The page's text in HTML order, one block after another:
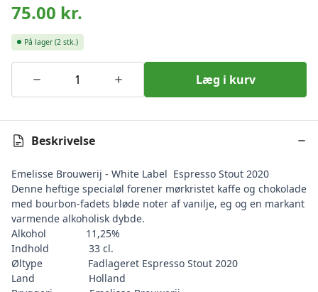
75.00 kr.
På lager (2 stk.)
Læg i kurv
Beskrivelse
Emelisse Brouwerij - White Label Espresso Stout 2020
Denne heftige specialøl forener mørkristet kaffe og chokolade
med bourbon-fadets bløde noter af vanilje, eg og en markant
varmende alkoholisk dybde.
Alkohol
11,25%
Indhold
33 cl.
Øltype
Fadlageret Espresso Stout 2020
Land
Holland